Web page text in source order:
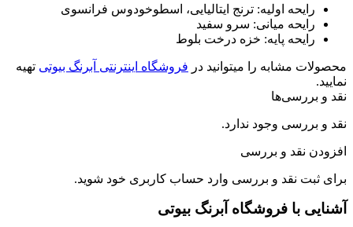
اولیه: ترنج ایتالیایی، اسطوخودوس فرانسوی
میانی: سرو سفید
پایه: خزه درخت بلوط
مشابه را میتوانید درفروشگاه اینترنتی آبرنگ بیوتی تهیه
وجود ندارد.
و بررسی
نقد و بررسیوارد حساب کاربریخود شوید.
با فروشگاه آبرنگ بیوتی